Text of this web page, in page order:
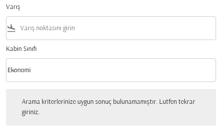
Varış
flight_land
Kabin Sınıfı
Kabin Sınıfı option Ekonomi Selected
Ekonomi
keyboard_arrow_down
Arama kriterlerinize uygun sonuç bulunamamıştır. Lutfen tekrar
giriniz.